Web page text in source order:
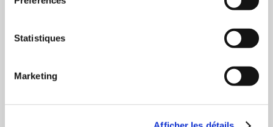
Statistiques
Marketing
1 Commentaire
1 juillet 2012 à 10h25
bonjour j-ai beaucoup aimer avoir votre livre intime
et sentiment car je peu pas savoir ou le trouver , et